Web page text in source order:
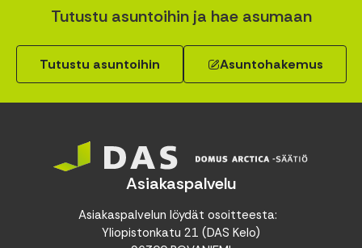
Tutustu asuntoihin ja hae asumaan
Tutustu asuntoihin Asuntohakemus
Asiakaspalvelu
Asiakaspalvelun löydät osoitteesta:
Yliopistonkatu 21 (DAS Kelo)